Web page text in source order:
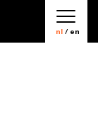
nl / en